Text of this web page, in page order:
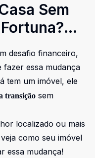
Sem
desafio financeiro,
fazer essa mudança
tem um imóvel, ele
transição sem
localizado ou mais
como seu imóvel
essa mudança!